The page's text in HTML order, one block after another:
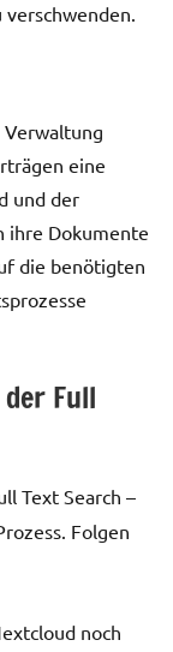
Verwaltung
eine
und der
ihre Dokumente
die benötigten
Full
Text Search –
Folgen
noch